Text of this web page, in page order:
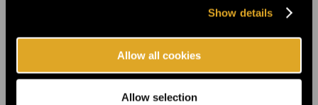
Show details
Allow all cookies
Allow selection
This summer, the Fiskars Summer Festival
22.5.2025 09:00
Theatre festival Hangö Teaterträff is right
around the corner ›